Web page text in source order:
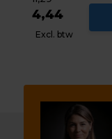
4,44
Excl. btw